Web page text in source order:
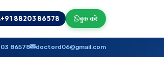
+91 88203 86578 बुक करें
86578 doctord06@gmail.com